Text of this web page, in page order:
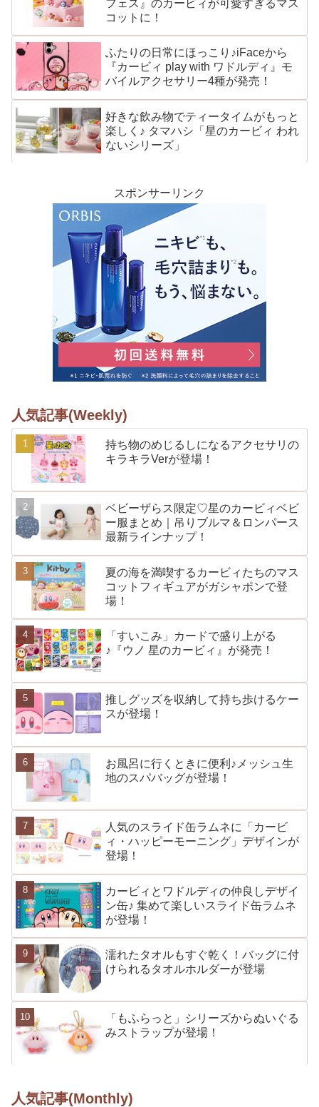
フェス』のカービィが可愛すぎるマス
コットに！
ふたりの日常にほっこり♪iFaceから
『カービィ play with ワドルディ』モ
バイルアクセサリー4種が発売！
好きな飲み物でティータイムがもっと
楽しく♪ タマハシ「星のカービィ われ
ないシリーズ」
スポンサーリンク
人気記事(Weekly)
持ち物のめじるしになるアクセサリの
キラキラVerが登場！
ベビーザらス限定♡星のカービィベビ
ー服まとめ｜吊りブルマ＆ロンパース
最新ラインナップ！
夏の海を満喫するカービィたちのマス
コットフィギュアがガシャポンで登
場！
「すいこみ」カードで盛り上がる
♪『ウノ 星のカービィ』が発売！
推しグッズを収納して持ち歩けるケー
スが登場！
お風呂に行くときに便利♪メッシュ生
地のスパバッグが登場！
人気のスライド缶ラムネに「カービ
ィ・ハッピーモーニング」デザインが
登場！
カービィとワドルディの仲良しデザイ
ン缶♪ 集めて楽しいスライド缶ラムネ
が登場！
濡れたタオルもすぐ乾く！バッグに付
けられるタオルホルダーが登場
「もふらっと」シリーズからぬいぐる
みストラップが登場！
人気記事(Monthly)